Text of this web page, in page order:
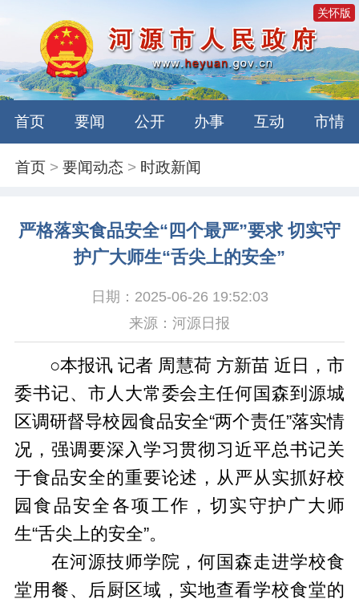
关怀版
首页 要闻 公开 办事 互动 市情
首页 >要闻动态 > 时政新闻
严格落实食品安全“四个最严”要求 切实守
护广大师生“舌尖上的安全”
日期：2025-06-26 19:52:03
来源：河源日报
○本报讯 记者 周慧荷 方新苗 近日，市
委书记、市人大常委会主任何国森到源城
区调研督导校园食品安全“两个责任”落实情
况，强调要深入学习贯彻习近平总书记关
于食品安全的重要论述，从严从实抓好校
园食品安全各项工作，切实守护广大师
生“舌尖上的安全”。
在河源技师学院，何国森走进学校食
堂用餐、后厨区域，实地查看学校食堂的